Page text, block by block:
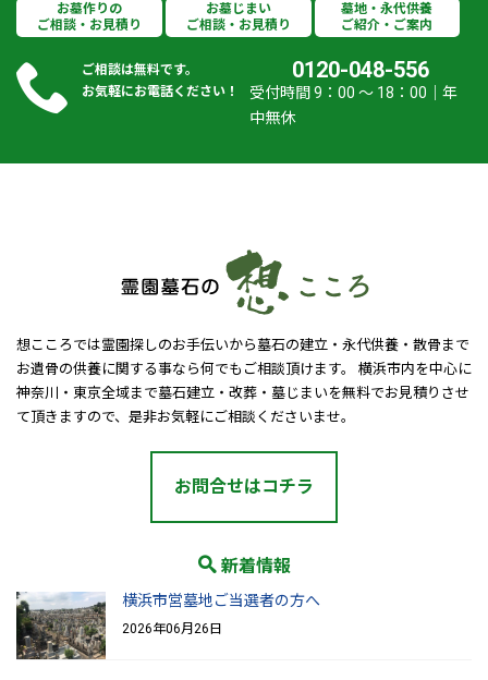
お墓作りの
ご相談・お見積り
お墓じまい
ご相談・お見積り
墓地・永代供養
ご紹介・ご案内
ご相談は無料です。
お気軽にお電話ください！
0120-048-556
受付時間 9：00 ～ 18：00｜年
中無休
想こころでは霊園探しのお手伝いから墓石の建立・永代供養・散骨まで
お遺骨の供養に関する事なら何でもご相談頂けます。 横浜市内を中心に
神奈川・東京全域まで墓石建立・改葬・墓じまいを無料でお見積りさせ
て頂きますので、是非お気軽にご相談くださいませ。
お問合せはコチラ
新着情報
横浜市営墓地ご当選者の方へ
2026年06月26日